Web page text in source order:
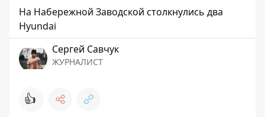
На Набережной Заводской столкнулись два
Hyundai
Сергей Савчук
ЖУРНАЛИСТ
👍